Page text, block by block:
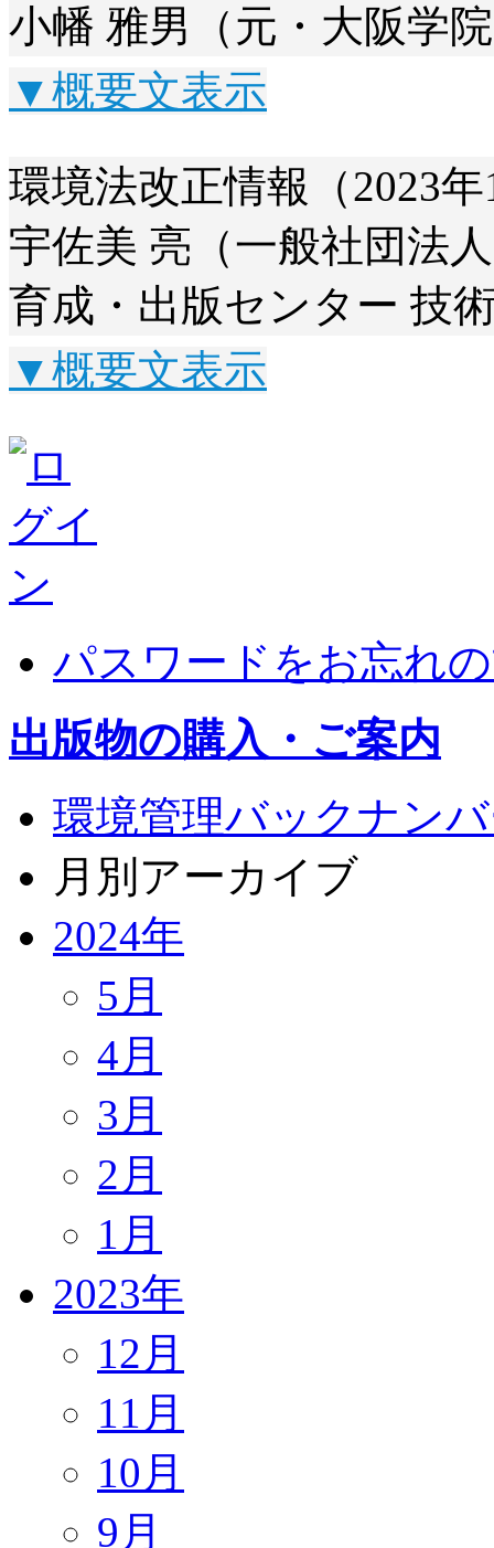
小幡 雅男（元・大阪学
▼概要文表示
環境法改正情報（2023
宇佐美 亮（一般社団法
育成・出版センター 技
▼概要文表示
パスワードをお忘れ
出版物の購入・ご案内
環境管理バックナン
月別アーカイブ
2024年
5月
4月
3月
2月
1月
2023年
12月
11月
10月
9月